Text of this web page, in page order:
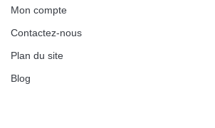
Mon compte
Contactez-nous
Plan du site
Blog